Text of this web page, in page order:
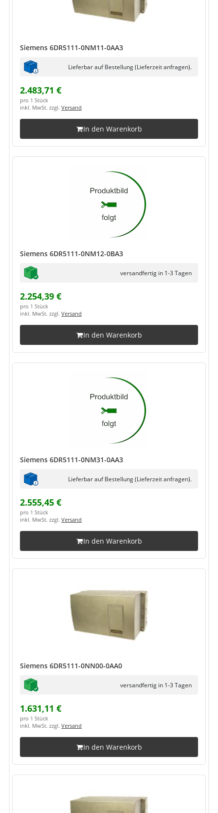
Siemens 6DR5111-0NM11-0AA3
Lieferbar auf Bestellung (Lieferzeit anfragen).
2.483,71 €
pro 1 Stück
inkl. MwSt. zzgl. Versand
In den Warenkorb
Siemens 6DR5111-0NM12-0BA3
versandfertig in 1-3 Tagen
2.254,39 €
pro 1 Stück
inkl. MwSt. zzgl. Versand
In den Warenkorb
Siemens 6DR5111-0NM31-0AA3
Lieferbar auf Bestellung (Lieferzeit anfragen).
2.555,45 €
pro 1 Stück
inkl. MwSt. zzgl. Versand
In den Warenkorb
Siemens 6DR5111-0NN00-0AA0
versandfertig in 1-3 Tagen
1.631,11 €
pro 1 Stück
inkl. MwSt. zzgl. Versand
In den Warenkorb